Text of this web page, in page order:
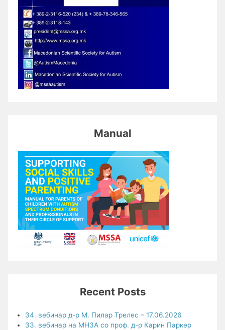
Manual
Recent Posts
34. вебинар д-р М. Пилар Трелес – 17.06.2026
33. вебинар на МНЗА со проф. д-р Карин Паркер